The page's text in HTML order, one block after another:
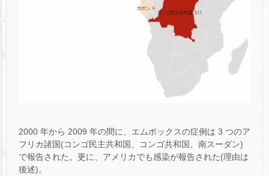
2000 年から 2009 年の間に、エムポックスの症例は 3 つのア
フリカ諸国(コンゴ民主共和国、コンゴ共和国、南スーダン)
で報告された。更に、アメリカでも感染が報告された(理由は
後述)。